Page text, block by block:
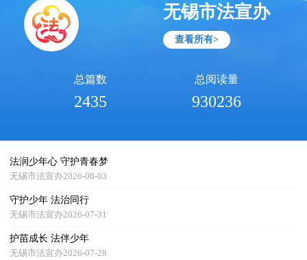
无锡市法宣办
查看所有>
总篇数
2435
总阅读量
930236
法润少年心 守护青春梦
无锡市法宣办2026-08-03
守护少年 法治同行
无锡市法宣办2026-07-31
护苗成长 法伴少年
无锡市法宣办2026-07-28